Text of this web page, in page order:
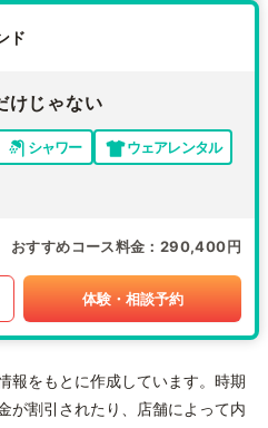
ド
けじゃない
シャワー
ウェアレンタル
おすすめコース料金 290,400円
体験・相談予約
報をもとに作成しています。時期
が割引されたり、店舗によって内